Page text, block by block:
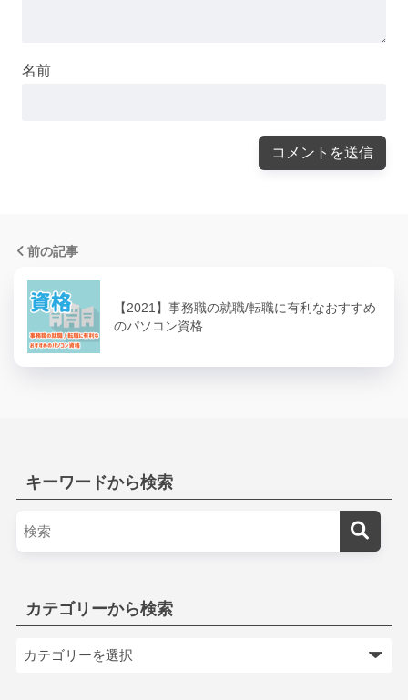
名前
前の記事
【2021】事務職の就職/転職に有利なおすすめ
のパソコン資格
キーワードから検索
カテゴリーから検索